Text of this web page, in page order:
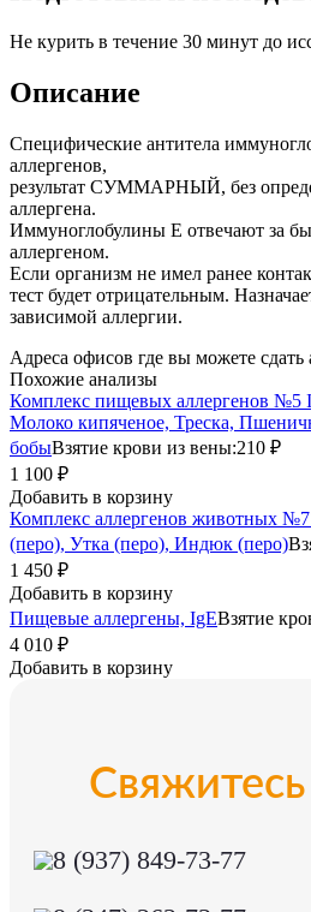
Не курить в течение 30 минут до
Описание
Специфические антитела
аллергенов,
результат СУММАРНЫЙ, без
аллергена.
Иммуноглобулины Е отвечают за
аллергеном.
Если организм не имел ранее
тест будет отрицательным.
зависимой аллергии.
Адреса офисов где вы можете сдать
Похожие анализы
Комплекс пищевых аллергенов №5
Молоко кипяченое, Треска,
бобыВзятие крови из вены:210 ₽
1 100 ₽
Добавить в корзину
Комплекс аллергенов животных
(перо), Утка (перо), Индюк (перо)
1 450 ₽
Добавить в корзину
Пищевые аллергены, IgEВзятие
4 010 ₽
Добавить в корзину
8 (937) 849-73-77